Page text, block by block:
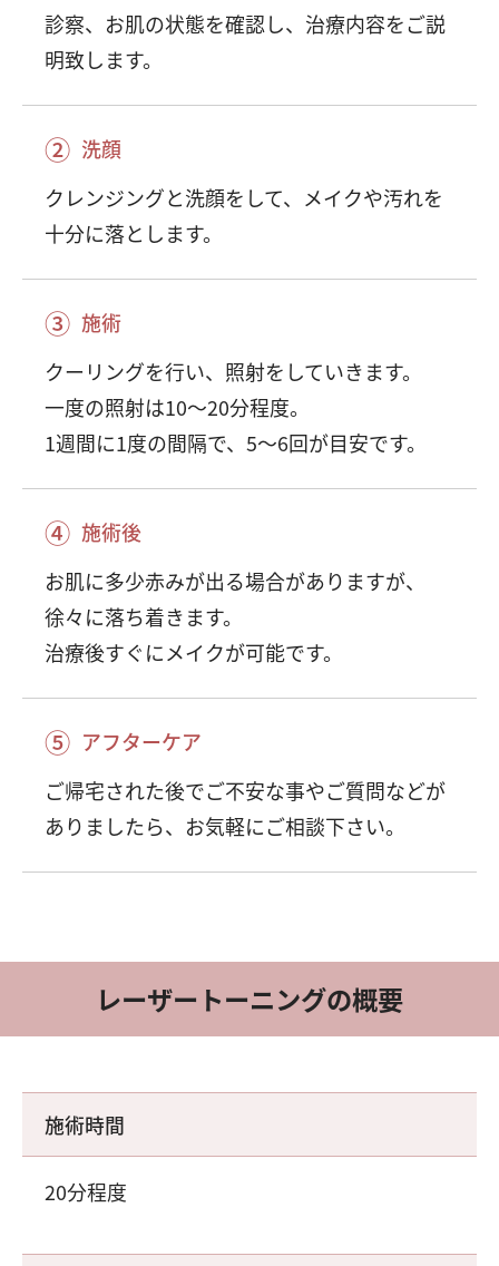
診察、お肌の状態を確認し、治療内容をご説
明致します。
② 洗顔
クレンジングと洗顔をして、メイクや汚れを
十分に落とします。
③ 施術
クーリングを行い、照射をしていきます。
一度の照射は10～20分程度。
1週間に1度の間隔で、5～6回が目安です。
④ 施術後
お肌に多少赤みが出る場合がありますが、
徐々に落ち着きます。
治療後すぐにメイクが可能です。
⑤ アフターケア
ご帰宅された後でご不安な事やご質問などが
ありましたら、お気軽にご相談下さい。
レーザートーニングの概要
施術時間
20分程度